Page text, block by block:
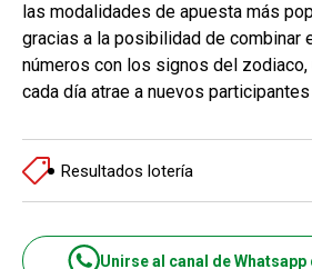
las modalidades de apuesta más
gracias a la posibilidad de combinar
números con los signos del zodiaco,
cada día atrae a nuevos
Resultados lotería
Unirse al canal de Whatsapp